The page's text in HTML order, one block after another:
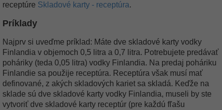
receptúre Skladové karty - receptúra.
Príklady
Najprv si uveďme príklad: Máte dve skladové karty vodky
Finlandia v objemoch 0,5 litra a 0,7 litra. Potrebujete predávať
poháriky (teda 0,05 litra) vodky Finlandia. Na predaj poháriku
Finlandie sa použije receptúra. Receptúra však musí mať
definované, z akých skladových kariet sa skladá. Keďže na
sklade sú dve skladové karty vodky Finlandia, museli by ste
vytvoriť dve skladové karty receptúr (pre každú fľašu